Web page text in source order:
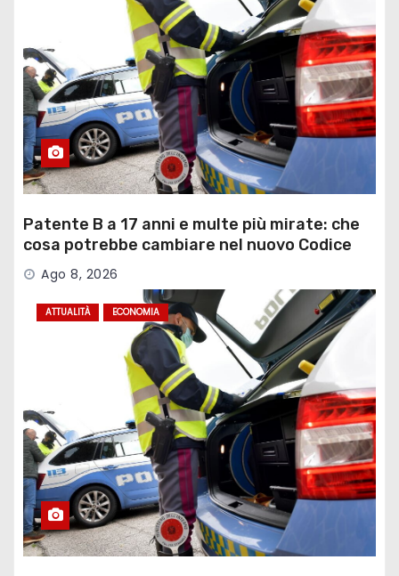
Patente B a 17 anni e multe più mirate: che
cosa potrebbe cambiare nel nuovo Codice
della Strada
Ago 8, 2026
ATTUALITÀ ECONOMIA